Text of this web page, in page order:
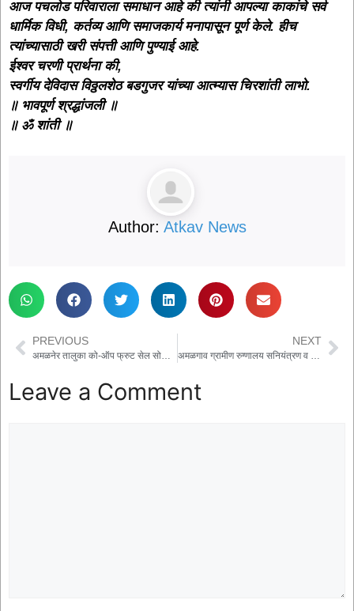
आज पचलोड परिवाराला समाधान आहे की त्यांनी आपल्या काकांचे सर्व
धार्मिक विधी, कर्तव्य आणि समाजकार्य मनापासून पूर्ण केले. हीच
त्यांच्यासाठी खरी संपत्ती आणि पुण्याई आहे.
ईश्वर चरणी प्रार्थना की,
स्वर्गीय देविदास विठ्ठलशेठ बडगुजर यांच्या आत्म्यास चिरशांती लाभो.
॥ भावपूर्ण श्रद्धांजली ॥
॥ ॐ शांती ॥
Author: Atkav News
PREVIOUS NEXT
Leave a Comment